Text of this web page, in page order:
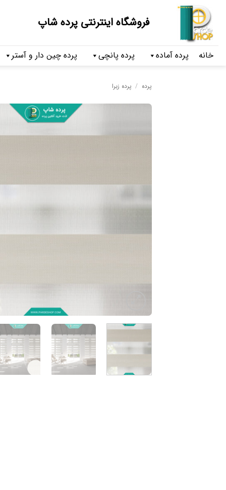
فروشگاه اینترنتی پرده شاپ
خانه پرده آماده پرده پانچی پرده چین دار و آستر
پرده / پرده زبرا